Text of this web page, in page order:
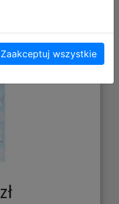
Zeszyt Cute
584207
Zaakceptuj wszystkie